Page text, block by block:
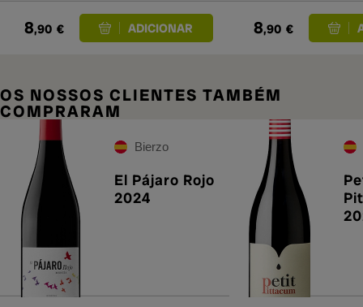
8,90 € 8,90 €
OS NOSSOS CLIENTES TAMBÉM
COMPRARAM
Bierzo
El Pájaro Rojo
2024